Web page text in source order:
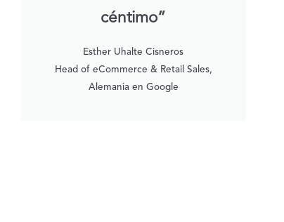
céntimo”
Esther Uhalte Cisneros
Head of eCommerce & Retail Sales,
Alemania en Google